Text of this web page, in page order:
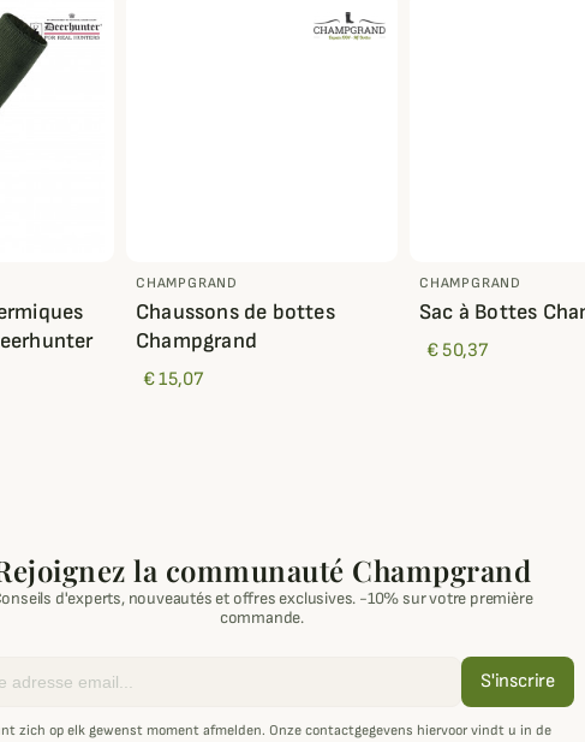
CHAMPGRAND
Chaussons de bottes
Champgrand
€ 15,07
CHAMPGRAND
Sac à Bottes
€ 50,37
la communauté Champgrand
d'experts, nouveautés et offres exclusives. -10% sur votre première
commande.
S'inscrire
zich op elk gewenst moment afmelden. Onze contactgegevens hiervoor vindt u in de